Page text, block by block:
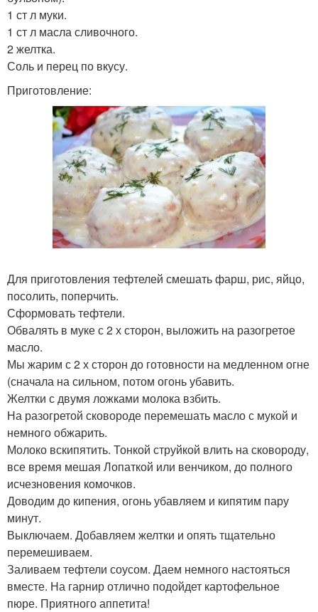
1 ст л муки.
1 ст л масла сливочного.
2 желтка.
Соль и перец по вкусу.
Приготовление:
Для приготовления тефтелей смешать фарш, рис, яйцо,
посолить, поперчить.
Сформовать тефтели.
Обвалять в муке с 2 х сторон, выложить на разогретое
масло.
Мы жарим с 2 х сторон до готовности на медленном огне
(сначала на сильном, потом огонь убавить.
Желтки с двумя ложками молока взбить.
На разогретой сковороде перемешать масло с мукой и
немного обжарить.
Молоко вскипятить. Тонкой струйкой влить на сковороду,
все время мешая Лопаткой или венчиком, до полного
исчезновения комочков.
Доводим до кипения, огонь убавляем и кипятим пару
минут.
Выключаем. Добавляем желтки и опять тщательно
перемешиваем.
Заливаем тефтели соусом. Даем немного настояться
вместе. На гарнир отлично подойдет картофельное
пюре. Приятного аппетита!